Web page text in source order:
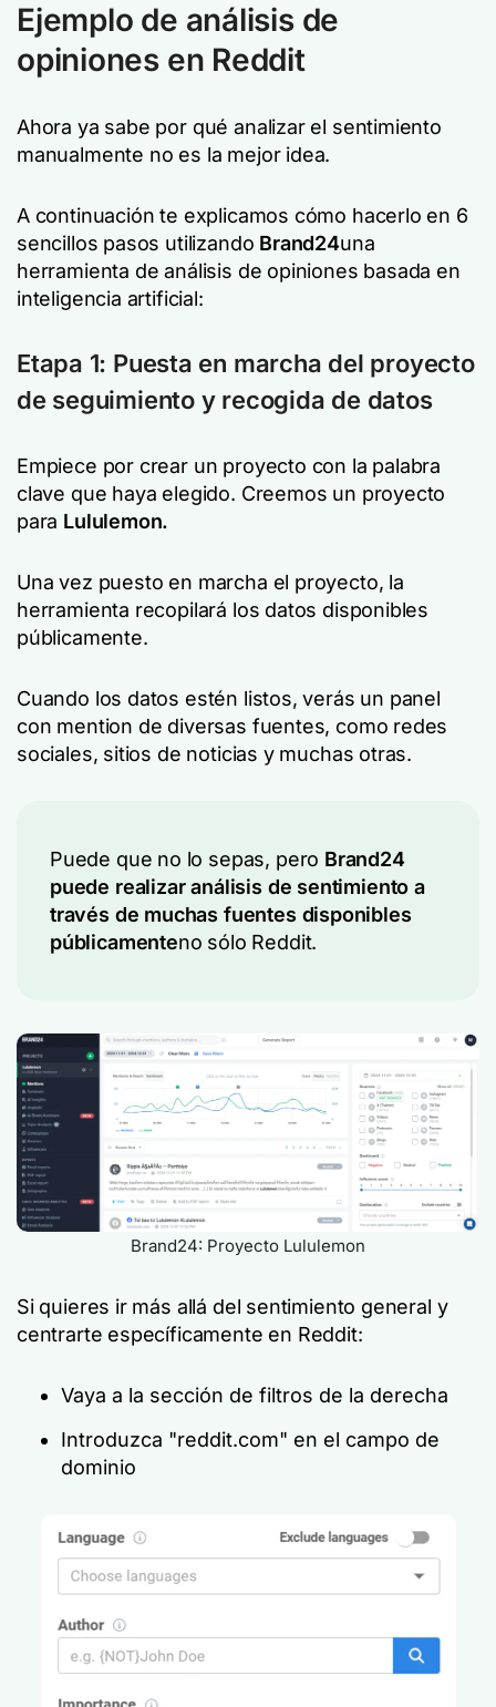
Ejemplo de análisis de
opiniones en Reddit
Ahora ya sabe por qué analizar el sentimiento
manualmente no es la mejor idea.
A continuación te explicamos cómo hacerlo en 6
sencillos pasos utilizando Brand24una
herramienta de análisis de opiniones basada en
inteligencia artificial:
Etapa 1: Puesta en marcha del proyecto
de seguimiento y recogida de datos
Empiece por crear un proyecto con la palabra
clave que haya elegido. Creemos un proyecto
para Lululemon.
Una vez puesto en marcha el proyecto, la
herramienta recopilará los datos disponibles
públicamente.
Cuando los datos estén listos, verás un panel
con mention de diversas fuentes, como redes
sociales, sitios de noticias y muchas otras.
Puede que no lo sepas, pero Brand24
puede realizar análisis de sentimiento a
través de muchas fuentes disponibles
públicamenteno sólo Reddit.
Brand24: Proyecto Lululemon
Si quieres ir más allá del sentimiento general y
centrarte específicamente en Reddit:
Vaya a la sección de filtros de la derecha
Introduzca "reddit.com" en el campo de
dominio